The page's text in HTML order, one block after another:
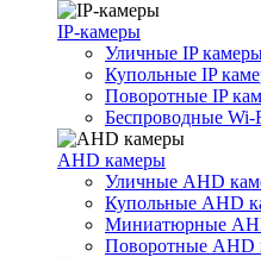
IP-камеры
Уличные IP
Купольные IP
Поворотные IP
Беспроводные
AHD камеры
Уличные AHD
Купольные AHD
Миниатюрные
Поворотные AHD